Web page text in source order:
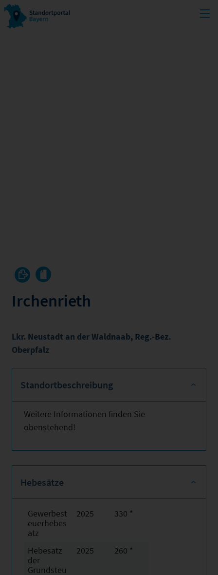
Irchenrieth
Lkr. Neustadt an der Waldnaab, Reg.-Bez.
Oberpfalz
Standortbeschreibung
Weitere Informationen finden Sie
obenstehend!
Hebesätze
Gewerbest
euerhebes
atz
2025 330 *
Hebesatz
der
Grundsteu
2025 260 *